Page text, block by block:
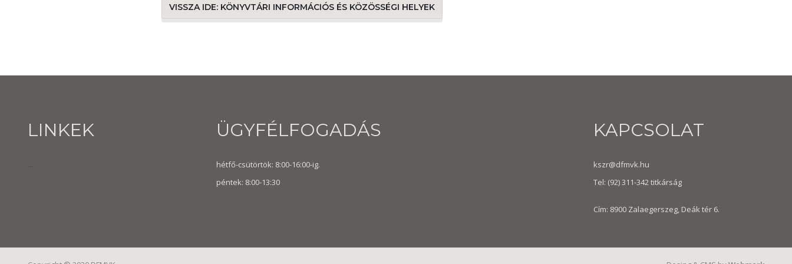
VISSZA IDE: KÖNYVTÁRI INFORMÁCIÓS ÉS KÖZÖSSÉGI HELYEK
LINKEK
...
ÜGYFÉLFOGADÁS
hétfő-csütörtök: 8:00-16:00-ig.
péntek: 8:00-13:30
KAPCSOLAT
kszr@dfmvk.hu
Tel: (92) 311-342titkárság
Cím: 8900 Zalaegerszeg, Deák tér 6.